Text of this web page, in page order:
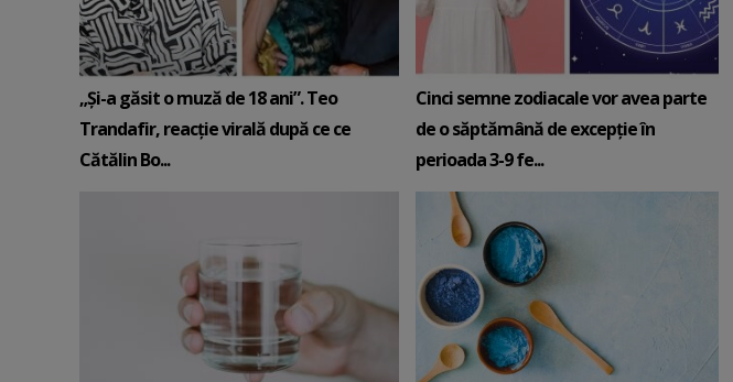
„Și-a găsit o muză de 18 ani”. Teo
Trandafir, reacție virală după ce ce
Cătălin Bo...
Cinci semne zodiacale vor avea parte
de o săptămână de excepție în
perioada 3-9 fe...